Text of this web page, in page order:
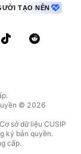
TẠO NÊN
© 2026
sở dữ liệu CUSIP
ký bản quyền.
cấp.